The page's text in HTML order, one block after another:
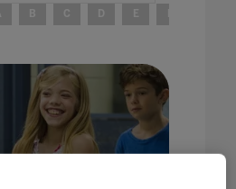
B C E